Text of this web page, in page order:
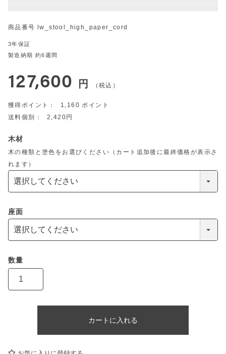
商品番号 lw_stool_high_paper_cord
3年保証
製造納期 約6週間
127,600 税込
1,160
2,420
木材
木の種類と塗色をお選びください（カート追加後に最終価格が表示さ
れます）
座面
カートに入れる